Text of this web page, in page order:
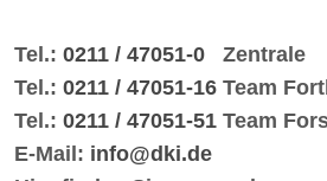
Tel.: 0211 / 47051-0 Zentrale
Tel.: 0211 / 47051-16 Team
Tel.: 0211 / 47051-51 Team
E-Mail: info@dki.de